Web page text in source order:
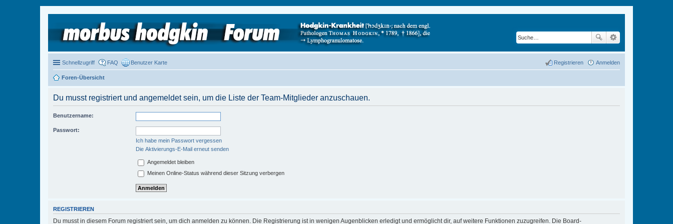
Schnellzugriff FAQ Benutzer Karte Anmelden
Registrieren
Foren-Übersicht
Du musst registriert und angemeldet sein, um die Liste der Team-Mitglieder anzuschauen.
Benutzername:
Passwort:
Ich habe mein Passwort vergessen
Die Aktivierungs-E-Mail erneut senden
Angemeldet bleiben
Meinen Online-Status während dieser Sitzung verbergen
REGISTRIEREN
Du musst in diesem Forum registriert sein, um dich anmelden zu können. Die Registrierung ist in wenigen Augenblicken erledigt und ermöglicht dir, auf weitere Funktionen zuzugreifen. Die Board-